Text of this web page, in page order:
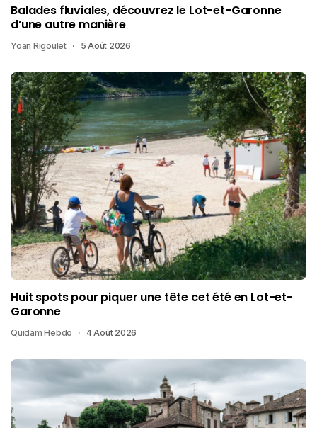
Balades fluviales, découvrez le Lot-et-Garonne
d’une autre manière
Yoan Rigoulet 5 Août 2026
Huit spots pour piquer une tête cet été en Lot-et-
Garonne
Quidam Hebdo 4 Août 2026